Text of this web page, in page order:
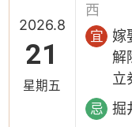
2026.8
21
星期五
西
宜
嫁
解
立
忌 掘